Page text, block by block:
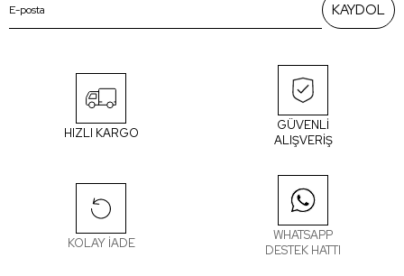
KAYDOL
HIZLI KARGO
GÜVENLİ
ALIŞVERİŞ
KOLAY İADE
WHATSAPP
DESTEK HATTI